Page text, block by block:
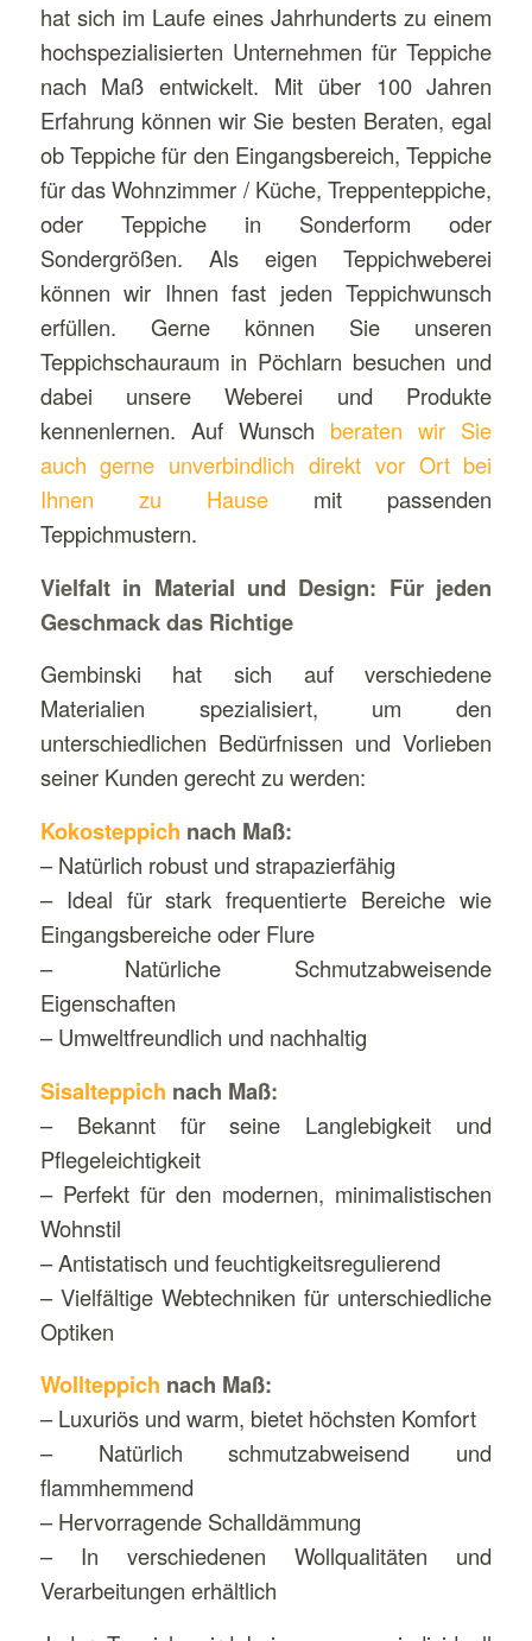
hat sich im Laufe eines Jahrhunderts zu einem
hochspezialisierten Unternehmen für Teppiche
nach Maß entwickelt. Mit über 100 Jahren
Erfahrung können wir Sie besten Beraten, egal
ob Teppiche für den Eingangsbereich, Teppiche
für das Wohnzimmer / Küche, Treppenteppiche,
oder Teppiche in Sonderform oder
Sondergrößen. Als eigen Teppichweberei
können wir Ihnen fast jeden Teppichwunsch
erfüllen. Gerne können Sie unseren
Teppichschauraum in Pöchlarn besuchen und
dabei unsere Weberei und Produkte
kennenlernen. Auf Wunsch beraten wir Sie
auch gerne unverbindlich direkt vor Ort bei
Ihnen zu Hause mit passenden
Teppichmustern.
Vielfalt in Material und Design: Für jeden
Geschmack das Richtige
Gembinski hat sich auf verschiedene
Materialien spezialisiert, um den
unterschiedlichen Bedürfnissen und Vorlieben
seiner Kunden gerecht zu werden:
Kokosteppich nach Maß:
– Natürlich robust und strapazierfähig
– Ideal für stark frequentierte Bereiche wie
Eingangsbereiche oder Flure
– Natürliche Schmutzabweisende
Eigenschaften
– Umweltfreundlich und nachhaltig
Sisalteppich nach Maß:
– Bekannt für seine Langlebigkeit und
Pflegeleichtigkeit
– Perfekt für den modernen, minimalistischen
Wohnstil
– Antistatisch und feuchtigkeitsregulierend
– Vielfältige Webtechniken für unterschiedliche
Optiken
Wollteppich nach Maß:
– Luxuriös und warm, bietet höchsten Komfort
– Natürlich schmutzabweisend und
flammhemmend
– Hervorragende Schalldämmung
– In verschiedenen Wollqualitäten und
Verarbeitungen erhältlich